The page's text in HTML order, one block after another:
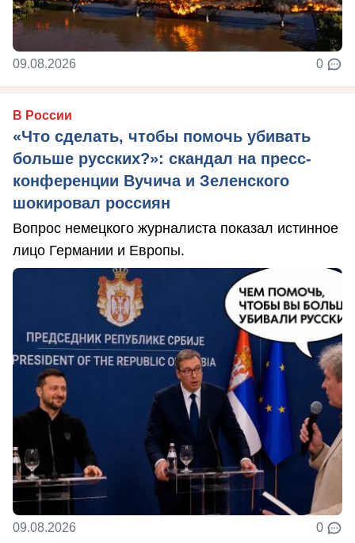
09.08.2026 0
В России
«Что сделать, чтобы помочь убивать
больше русских?»: скандал на пресс-
конференции Вучича и Зеленского
шокировал россиян
Вопрос немецкого журналиста показал истинное
лицо Германии и Европы.
09.08.2026 0